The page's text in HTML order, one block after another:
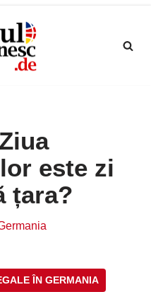
este zi
țara?
ÎN GERMANIA